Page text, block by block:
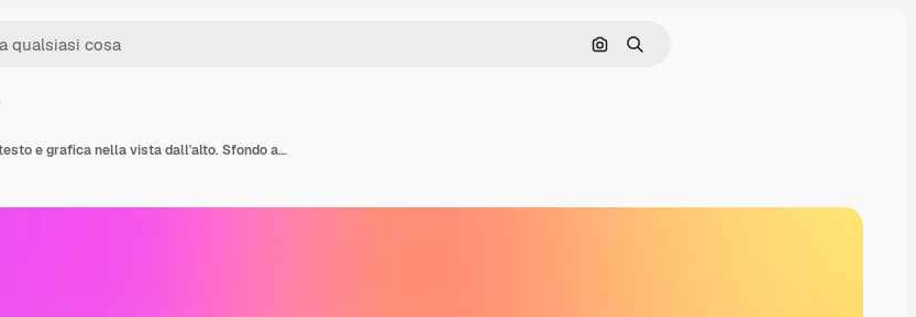
Cerca per immagine
Ricerca
Logo di Instagram con spazio per testo e grafica nella vista dall'alto. Sfondo arcobaleno. Rendering 3D.